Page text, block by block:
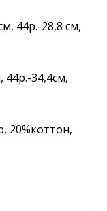
44р.-28,8 см,
44р.-34,4см,
20%коттон,